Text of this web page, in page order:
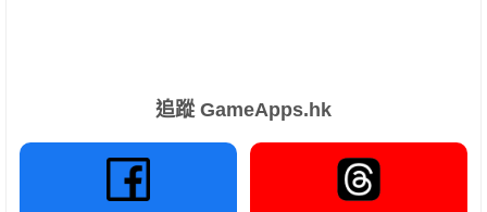
追蹤 GameApps.hk